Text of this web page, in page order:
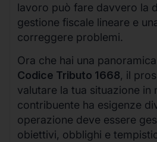
lavoro può fare davvero la
gestione fiscale lineare e
correggere problemi.
Ora che hai una
Codice Tributo 1668, il
valutare la tua situazione in
contribuente ha esigenze
operazione deve essere
obiettivi, obblighi e